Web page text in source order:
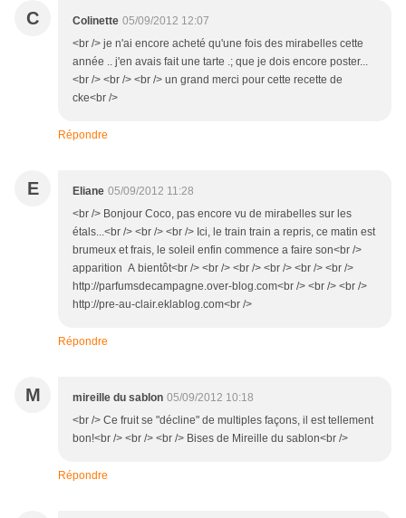
C Colinette 05/09/2012 12:07
<br /> je n'ai encore acheté qu'une fois des mirabelles cette
année .. j'en avais fait une tarte .; que je dois encore poster...
<br /> <br /> <br /> un grand merci pour cette recette de
cke<br />
Répondre
E Eliane 05/09/2012 11:28
<br /> Bonjour Coco, pas encore vu de mirabelles sur les
étals...<br /> <br /> <br /> Ici, le train train a repris, ce matin est
brumeux et frais, le soleil enfin commence a faire son<br />
apparition A bientôt<br /> <br /> <br /> <br /> <br /> <br />
http://parfumsdecampagne.over-blog.com<br /> <br /> <br />
http://pre-au-clair.eklablog.com<br />
Répondre
M mireille du sablon 05/09/2012 10:18
<br /> Ce fruit se "décline" de multiples façons, il est tellement
bon!<br /> <br /> <br /> Bises de Mireille du sablon<br />
Répondre